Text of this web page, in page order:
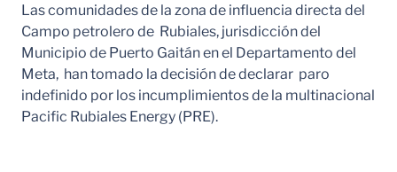
Las comunidades de la zona de influencia directa del
Campo petrolero de Rubiales, jurisdicción del
Municipio de Puerto Gaitán en el Departamento del
Meta, han tomado la decisión de declarar paro
indefinido por los incumplimientos de la multinacional
Pacific Rubiales Energy (PRE).